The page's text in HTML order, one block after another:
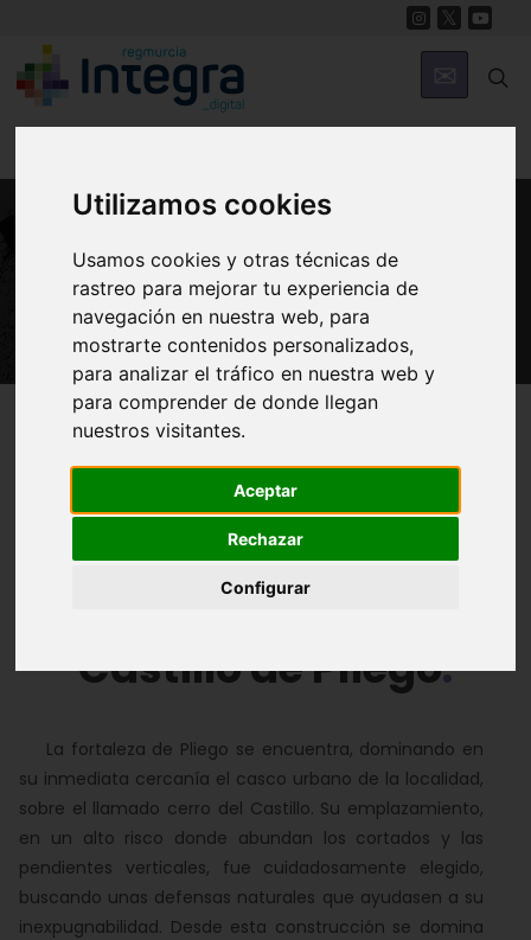
Utilizamos cookies
Usamos cookies y otras técnicas de
rastreo para mejorar tu experiencia de
navegación en nuestra web, para
mostrarte contenidos personalizados,
para analizar el tráfico en nuestra web y
para comprender de donde llegan
nuestros visitantes.
Aceptar
Rechazar
Configurar
PATRIMONIO
Castillo de Pliego
Región de Murcia Digital Patrimonio Militar
Introducción Arquitectura Historia
Castillo de Pliego
La fortaleza de Pliego se encuentra, dominando en
su inmediata cercanía el casco urbano de la localidad,
sobre el llamado cerro del Castillo. Su emplazamiento,
en un alto risco donde abundan los cortados y las
pendientes verticales, fue cuidadosamente elegido,
buscando unas defensas naturales que ayudasen a su
inexpugnabilidad. Desde esta construcción se domina